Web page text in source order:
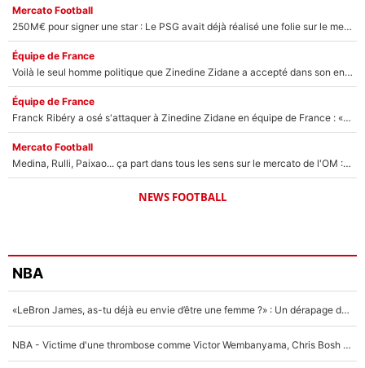
Mercato Football
250M€ pour signer une star : Le PSG avait déjà réalisé une folie sur le mercato bien avant Neymar !
Équipe de France
Voilà le seul homme politique que Zinedine Zidane a accepté dans son entourage : «Je garde un très bon souvenir de lui»
Équipe de France
Franck Ribéry a osé s'attaquer à Zinedine Zidane en équipe de France : «Je n'aurais jamais fait ça»
Mercato Football
Medina, Rulli, Paixao... ça part dans tous les sens sur le mercato de l'OM : Frank McCourt va enfin récupérer l'argent qu'il attend ?
NEWS FOOTBALL
NBA
«LeBron James, as-tu déjà eu envie d’être une femme ?» : Un dérapage de Donald Trump sur la superstar de la NBA refait surface
NBA - Victime d'une thrombose comme Victor Wembanyama, Chris Bosh prévient le Français des risques sur sa santé : «J’ai failli mourir sur le coup et j’ai été ramené à la vie»